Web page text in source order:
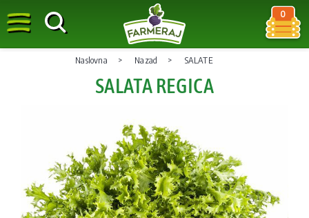
0
Naslovna Nazad SALATE
SALATA REGICA